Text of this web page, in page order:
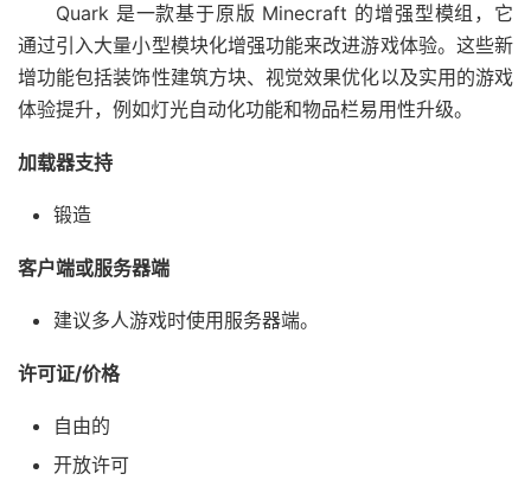
Quark 是一款基于原版 Minecraft 的增强型模组，它
通过引入大量小型模块化增强功能来改进游戏体验。这些新
增功能包括装饰性建筑方块、视觉效果优化以及实用的游戏
体验提升，例如灯光自动化功能和物品栏易用性升级。
加载器支持
锻造
客户端或服务器端
建议多人游戏时使用服务器端。
许可证/价格
自由的
开放许可